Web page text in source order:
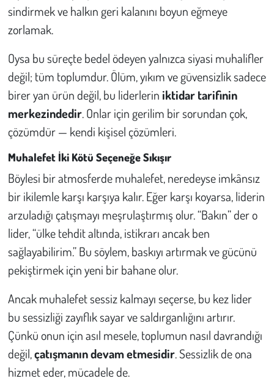
sindirmek ve halkın geri kalanını boyun eğmeye
zorlamak.
Oysa bu süreçte bedel ödeyen yalnızca siyasi muhalifler
değil; tüm toplumdur. Ölüm, yıkım ve güvensizlik sadece
birer yan ürün değil, bu liderlerin iktidar tarifinin
merkezindedir. Onlar için gerilim bir sorundan çok,
çözümdür — kendi kişisel çözümleri.
Muhalefet İki Kötü Seçeneğe Sıkışır
Böylesi bir atmosferde muhalefet, neredeyse imkânsız
bir ikilemle karşı karşıya kalır. Eğer karşı koyarsa, liderin
arzuladığı çatışmayı meşrulaştırmış olur. “Bakın” der o
lider, “ülke tehdit altında, istikrarı ancak ben
sağlayabilirim.” Bu söylem, baskıyı artırmak ve gücünü
pekiştirmek için yeni bir bahane olur.
Ancak muhalefet sessiz kalmayı seçerse, bu kez lider
bu sessizliği zayıflık sayar ve saldırganlığını artırır.
Çünkü onun için asıl mesele, toplumun nasıl davrandığı
değil,çatışmanın devam etmesidir. Sessizlik de ona
hizmet eder, mücadele de.
Son Dakika
Kent
Eğlence